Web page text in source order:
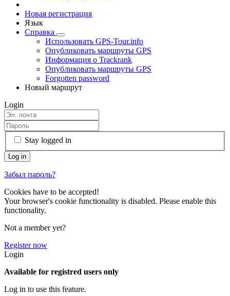
Новая регистрация
Язык
Справка
Использовать GPS-Tour.info
Опубликовать маршруты GPS
Информация о Trackrank
Опубликовать маршруты GPS
Forgotten password
Новый маршрут
Login
Stay logged in
Забыл пароль?
Cookies have to be accepted!
Your browser's cookie functionality is disabled. Please enable this
functionality.
Not a member yet?
Register now
Login
Available for registred users only
Log in to use this feature.